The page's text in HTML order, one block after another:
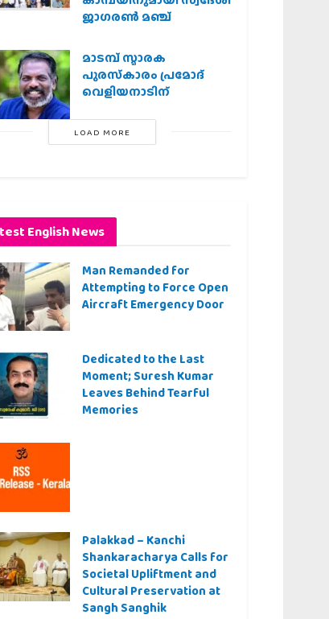
ജാഗരണ്‍ മഞ്ച്
മാടമ്പ് സ്മാരക
പുരസ്‌കാരം പ്രമോദ്
വെളിയനാടിന്
LOAD MORE
English News
Man Remanded for
Attempting to Force Open
Aircraft Emergency Door
Dedicated to the Last
Moment; Suresh Kumar
Leaves Behind Tearful
Memories
Palakkad – Kanchi
Shankaracharya Calls for
Societal Upliftment and
Cultural Preservation at
Sangh Sanghik